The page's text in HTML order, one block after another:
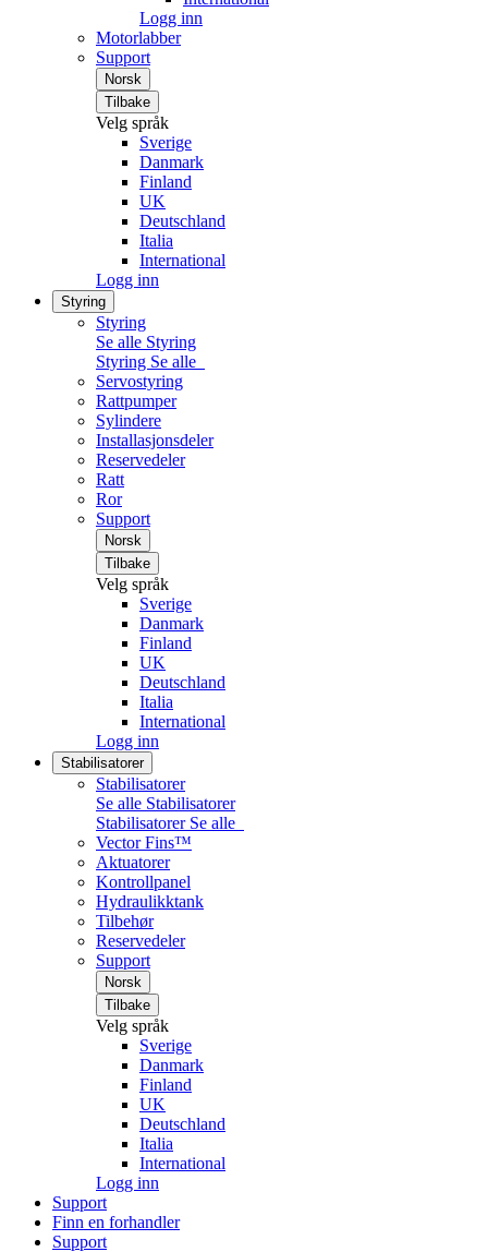
Logg inn
Motorlabber
Support
Norsk
Tilbake
Velg språk
Sverige
Danmark
Finland
UK
Deutschland
Italia
International
Logg inn
Styring
Styring
Se alle Styring
Styring Se alle
Servostyring
Rattpumper
Sylindere
Installasjonsdeler
Reservedeler
Ratt
Ror
Support
Norsk
Tilbake
Velg språk
Sverige
Danmark
Finland
UK
Deutschland
Italia
International
Logg inn
Stabilisatorer
Stabilisatorer
Se alle Stabilisatorer
Stabilisatorer Se alle
Vector Fins™
Aktuatorer
Kontrollpanel
Hydraulikktank
Tilbehør
Reservedeler
Support
Norsk
Tilbake
Velg språk
Sverige
Danmark
Finland
UK
Deutschland
Italia
International
Logg inn
Support
Finn en forhandler
Support